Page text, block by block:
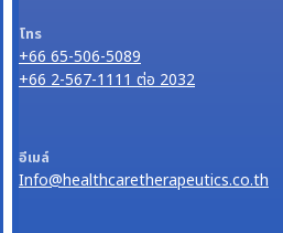
โทร
+66 65-506-5089
+66 2-567-1111 ต่อ 2032
อีเมล์
Info@healthcaretherapeutics.co.th